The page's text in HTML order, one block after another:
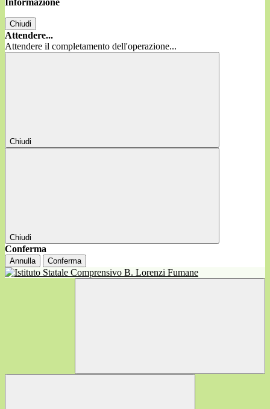
Informazione
Chiudi
Attendere...
Attendere il completamento dell'operazione...
Chiudi
Chiudi
Conferma
Annulla Conferma